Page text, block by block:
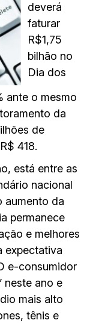
deverá
faturar
R$1,75
bilhão no
Dia dos
ante o mesmo
da
de
418.
está entre as
nacional
aumento da
permanece
e melhores
expectativa
e-consumidor
neste ano e
mais alto
tênis e